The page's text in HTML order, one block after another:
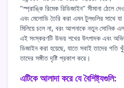
"স্প্রাঙ্কি রিমেক রিডিজাইন" সীমানা ঠেলে
এবং মেলোডি তৈরি করা এমন টুলগুলির সাথে
মিলিয়ে চলে না, বরং আপনাকে নতুন সোনিক
এই সংস্করণটি উভয় শখের উৎপাদক এবং
ডিজাইন করা হয়েছে, যাতে সবাই তাদের
তাদের সঙ্গীত দৃষ্টি প্রকাশ করে।
এটিকে আলাদা করে যে বৈশিষ্ট্যগুলি: